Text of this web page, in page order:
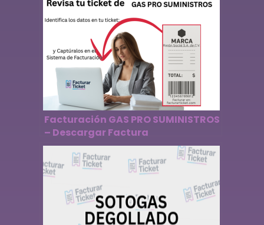
Facturación GAS PRO SUMINISTROS
– Descargar Factura